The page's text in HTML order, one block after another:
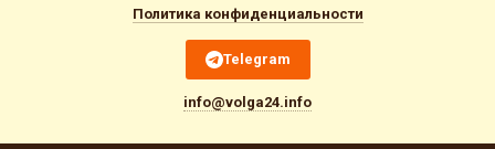
Политика конфиденциальности
Telegram
info@volga24.info